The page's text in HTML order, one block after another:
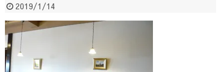
2019/1/14